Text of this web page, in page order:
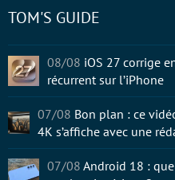
TOM'S GUIDE
08/08 iOS 27 corrige
récurrent sur l’iPhone
07/08 Bon plan : ce
4K s’affiche avec une
07/08 Android 18 :